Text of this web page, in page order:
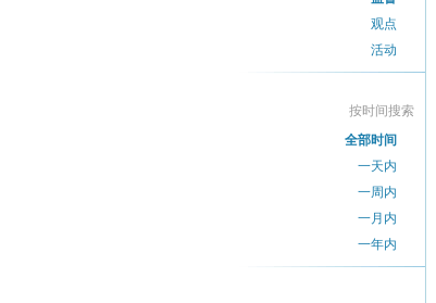
观点
活动
按时间搜索
全部时间
一天内
一周内
一月内
一年内